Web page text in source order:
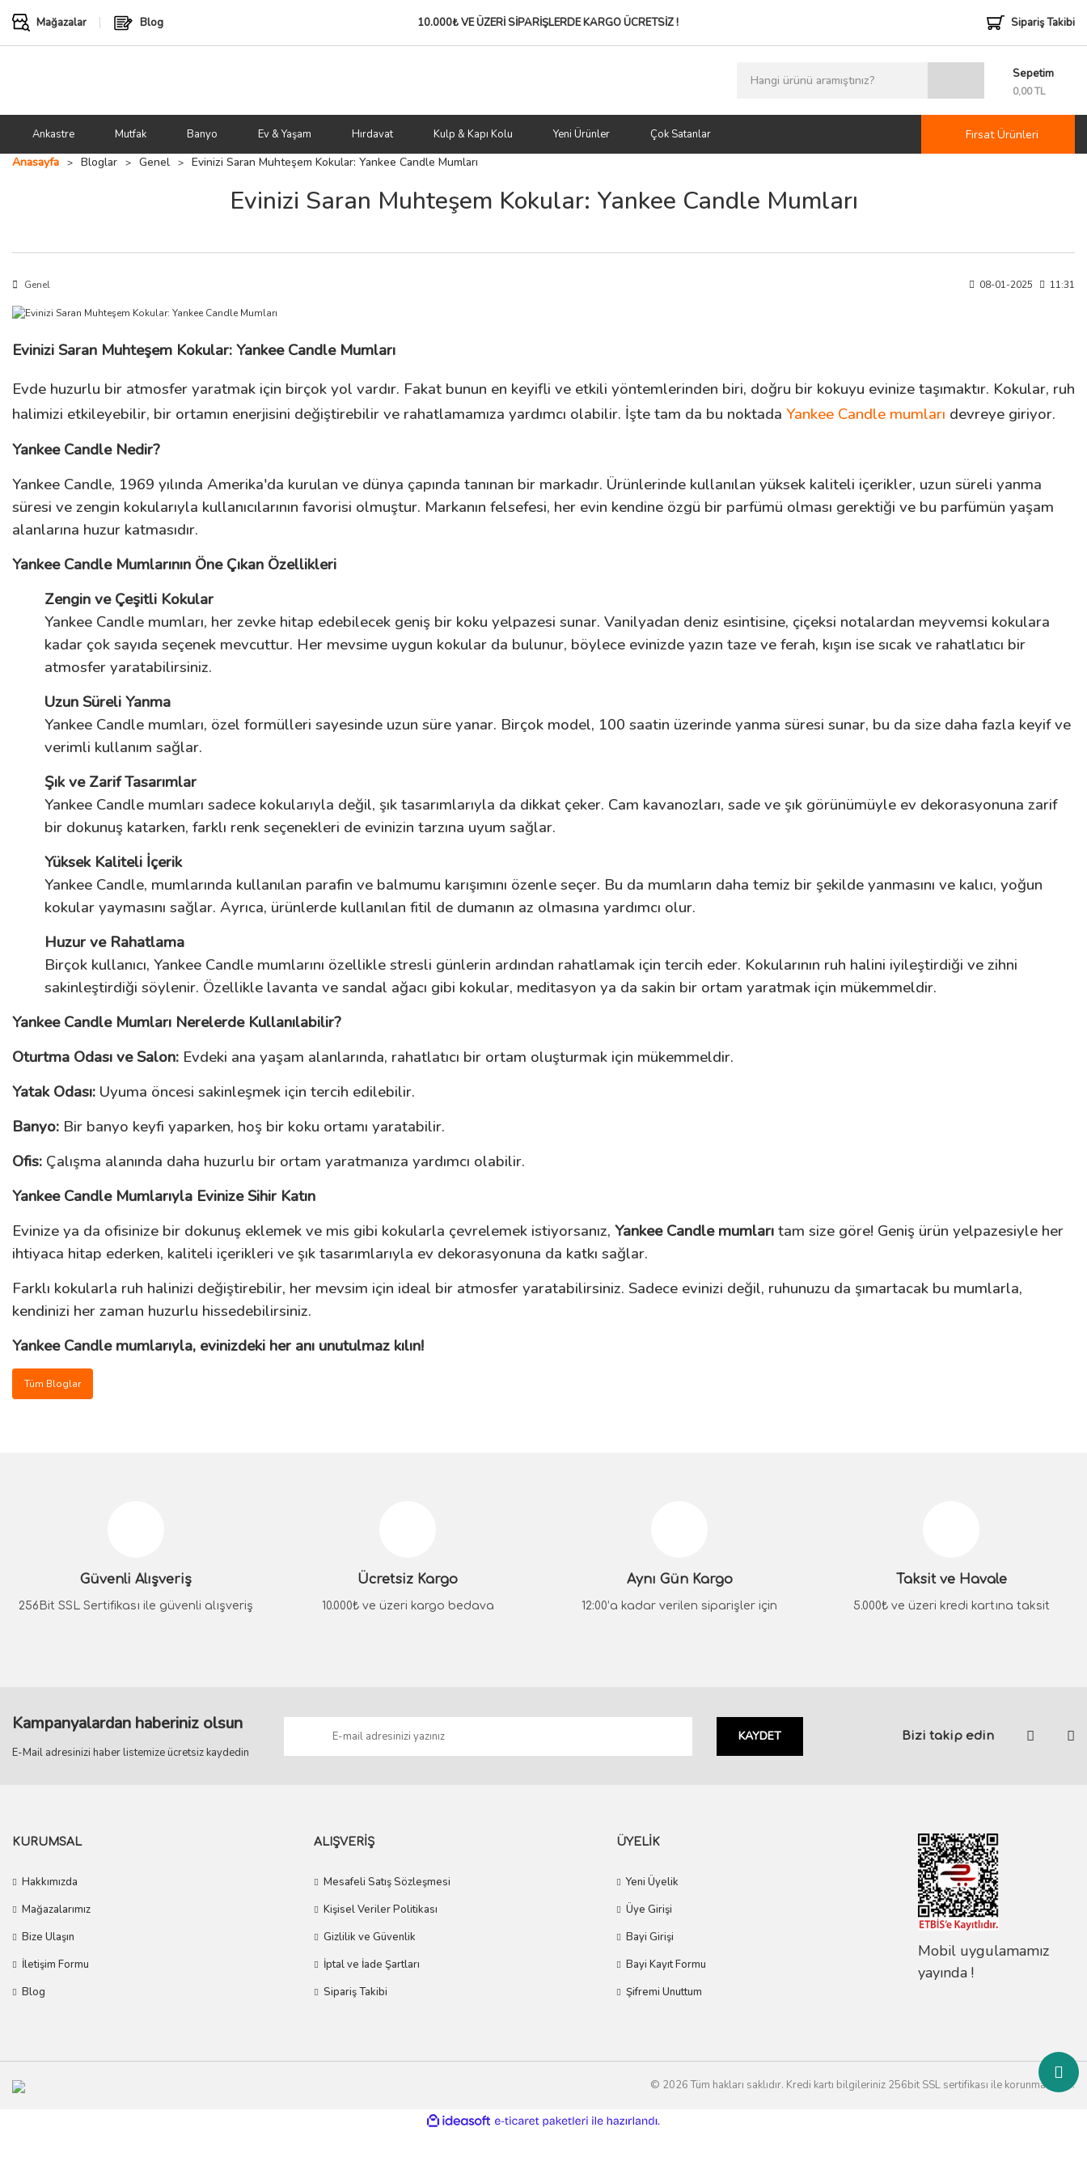
Mağazalar Blog 10.000₺ VE ÜZERİ SİPARİŞLERDEKARGO ÜCRETSİZ ! Sipariş Takibi
Sepetim
0,00 TL
Ankastre Mutfak Banyo Ev & Yaşam Hırdavat Kulp & Kapı Kolu Yeni Ürünler Çok Satanlar
Fırsat Ürünleri
Anasayfa
Bloglar Genel Evinizi Saran Muhteşem Kokular: Yankee Candle Mumları
Evinizi Saran Muhteşem Kokular: Yankee Candle Mumları
Genel 08-01-2025 11:31
Evinizi Saran Muhteşem Kokular: Yankee Candle Mumları
Evde huzurlu bir atmosfer yaratmak için birçok yol vardır. Fakat bunun en keyifli ve etkili yöntemlerinden biri, doğru bir kokuyu evinize taşımaktır. Kokular, ruh
halimizi etkileyebilir, bir ortamın enerjisini değiştirebilir ve rahatlamamıza yardımcı olabilir. İşte tam da bu noktada Yankee Candle mumları devreye giriyor.
Yankee Candle Nedir?
Yankee Candle, 1969 yılında Amerika'da kurulan ve dünya çapında tanınan bir markadır. Ürünlerinde kullanılan yüksek kaliteli içerikler, uzun süreli yanma
süresi ve zengin kokularıyla kullanıcılarının favorisi olmuştur. Markanın felsefesi, her evin kendine özgü bir parfümü olması gerektiği ve bu parfümün yaşam
alanlarına huzur katmasıdır.
Yankee Candle Mumlarının Öne Çıkan Özellikleri
Zengin ve Çeşitli Kokular
Yankee Candle mumları, her zevke hitap edebilecek geniş bir koku yelpazesi sunar. Vanilyadan deniz esintisine, çiçeksi notalardan meyvemsi kokulara
kadar çok sayıda seçenek mevcuttur. Her mevsime uygun kokular da bulunur, böylece evinizde yazın taze ve ferah, kışın ise sıcak ve rahatlatıcı bir
atmosfer yaratabilirsiniz.
Uzun Süreli Yanma
Yankee Candle mumları, özel formülleri sayesinde uzun süre yanar. Birçok model, 100 saatin üzerinde yanma süresi sunar, bu da size daha fazla keyif ve
verimli kullanım sağlar.
Şık ve Zarif Tasarımlar
Yankee Candle mumları sadece kokularıyla değil, şık tasarımlarıyla da dikkat çeker. Cam kavanozları, sade ve şık görünümüyle ev dekorasyonuna zarif
bir dokunuş katarken, farklı renk seçenekleri de evinizin tarzına uyum sağlar.
Yüksek Kaliteli İçerik
Yankee Candle, mumlarında kullanılan parafin ve balmumu karışımını özenle seçer. Bu da mumların daha temiz bir şekilde yanmasını ve kalıcı, yoğun
kokular yaymasını sağlar. Ayrıca, ürünlerde kullanılan fitil de dumanın az olmasına yardımcı olur.
Huzur ve Rahatlama
Birçok kullanıcı, Yankee Candle mumlarını özellikle stresli günlerin ardından rahatlamak için tercih eder. Kokularının ruh halini iyileştirdiği ve zihni
sakinleştirdiği söylenir. Özellikle lavanta ve sandal ağacı gibi kokular, meditasyon ya da sakin bir ortam yaratmak için mükemmeldir.
Yankee Candle Mumları Nerelerde Kullanılabilir?
Oturtma Odası ve Salon: Evdeki ana yaşam alanlarında, rahatlatıcı bir ortam oluşturmak için mükemmeldir.
Yatak Odası: Uyuma öncesi sakinleşmek için tercih edilebilir.
Banyo: Bir banyo keyfi yaparken, hoş bir koku ortamı yaratabilir.
Ofis: Çalışma alanında daha huzurlu bir ortam yaratmanıza yardımcı olabilir.
Yankee Candle Mumlarıyla Evinize Sihir Katın
Evinize ya da ofisinize bir dokunuş eklemek ve mis gibi kokularla çevrelemek istiyorsanız, Yankee Candle mumlarıtam size göre! Geniş ürün yelpazesiyle her
ihtiyaca hitap ederken, kaliteli içerikleri ve şık tasarımlarıyla ev dekorasyonuna da katkı sağlar.
Farklı kokularla ruh halinizi değiştirebilir, her mevsim için ideal bir atmosfer yaratabilirsiniz. Sadece evinizi değil, ruhunuzu da şımartacak bu mumlarla,
kendinizi her zaman huzurlu hissedebilirsiniz.
Yankee Candle mumlarıyla, evinizdeki her anı unutulmaz kılın!
Tüm Bloglar
Güvenli Alışveriş
256Bit SSL Sertifikası ile güvenli alışveriş
Ücretsiz Kargo
10.000₺ ve üzeri kargo bedava
Aynı Gün Kargo
12:00’a kadar verilen siparişler için
Taksit ve Havale
5.000₺ ve üzeri kredi kartına taksit
Kampanyalardan haberiniz olsun
E-Mail adresinizi haber listemize ücretsiz kaydedin
KAYDET Bizi takip edin
KURUMSAL
Hakkımızda
Mağazalarımız
Bize Ulaşın
İletişim Formu
Blog
ALIŞVERİŞ
Mesafeli Satış Sözleşmesi
Kişisel Veriler Politikası
Gizlilik ve Güvenlik
İptal ve İade Şartları
Sipariş Takibi
ÜYELİK
Yeni Üyelik
Üye Girişi
Bayi Girişi
Bayi Kayıt Formu
Şifremi Unuttum
Mobil uygulamamız
yayında !
© 2026 Tüm hakları saklıdır. Kredi kartı bilgileriniz 256bit SSL sertifikası ile korunmaktadır.
ideasoft
e-